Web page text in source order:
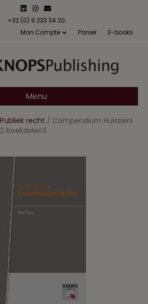
n
n
s
a
m
m
a
l
+32 (0) 9 233 34 20
Mon Compte
Panier E-books
Menu
Publiek recht / Compendium Huissiers
boekdelen3